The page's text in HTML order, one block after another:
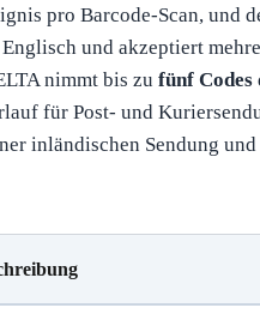
pro Barcode-Scan, und
und akzeptiert
nimmt bis zu fünf Codes
für Post- und
inländischen Sendung